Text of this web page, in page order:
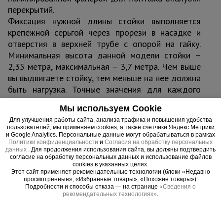
перекрытий.
Фиксация нужной длины стойки выполняется
крепёжной серьгой через прорези в насадке и
отверстия в верхней трубе с опорой на гайку.
Минимальная высота данной модели стойки –
2,35 метра, максимальная – 3,7 метра. Чем выше
вы выдвигаете стойку, тем меньше на нее должна
быть нагрузка. Точные значения для каждого
положения высоты указаны в паспорте изделия.
Для того, чтобы собрать опалубочную
конструкцию перекрытия, кроме телескопической
стойки-домкрата вам понадобятся:
- ламинированная фанера (не менее 15 мм
толщиной)
- двутавровая деревянная балка
- тренога (для обеспечения устойчивости стойки)
- унивилка (для размещения двутавровой балки и
Мы используем Cookie
Для улучшения работы сайта, анализа трафика и повышения удобства
пользователей, мы применяем cookies, а также счетчики Яндекс.Метрики
и Google Analytics. Персональные данные могут обрабатываться в рамках
Политики конфиденциальности и Согласия на обработку персональных
данных . Для продолжения использования сайта, вы должны подтвердить
согласие на обработку персональных данных и использование файлов
cookies в указанных целях.
Этот сайт применяет рекомендательные технологии (блоки «Недавно
просмотренные», «Избранные товары», «Похожие товары»).
Подробности и способы отказа — на странице «Сведения о
рекомендательных технологиях».